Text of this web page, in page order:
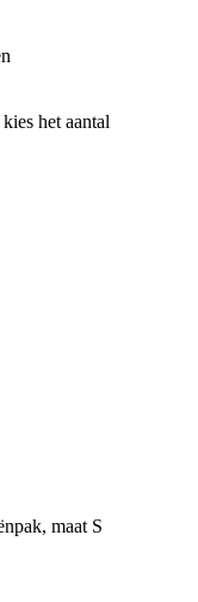
het aantal
maat S